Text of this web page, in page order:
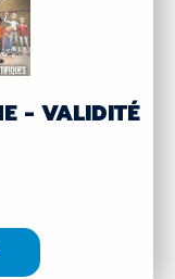
- VALIDITÉ